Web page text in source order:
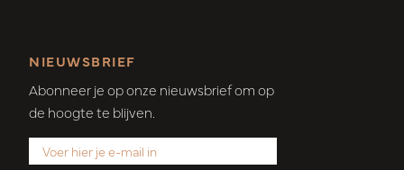
NIEUWSBRIEF
Abonneer je op onze nieuwsbrief om op
de hoogte te blijven.